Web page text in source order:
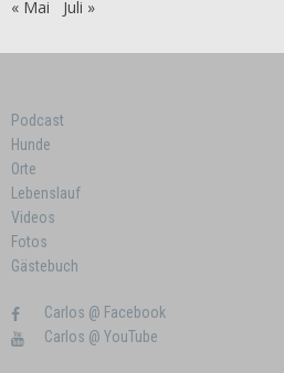
« Mai
Juli »
Podcast
Hunde
Orte
Lebenslauf
Videos
Fotos
Gästebuch
Carlos @ Facebook
Carlos @ YouTube